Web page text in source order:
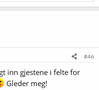
#46
inn gjestene i felte for
Gleder meg!